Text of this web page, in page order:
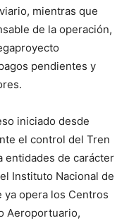
mientras que
de la operación,
pendientes y
iniciado desde
el control del Tren
entidades de carácter
Instituto Nacional de
ya opera los Centros
Aeroportuario,